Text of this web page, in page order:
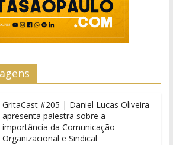
GritaCast #205 | Daniel Lucas Oliveira
apresenta palestra sobre a
importância da Comunicação
Organizacional e Sindical